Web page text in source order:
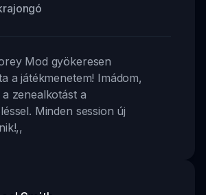
Mod gyökeresen
a játékmenetem! Imádom,
zenealkotást a
Minden session új
,,